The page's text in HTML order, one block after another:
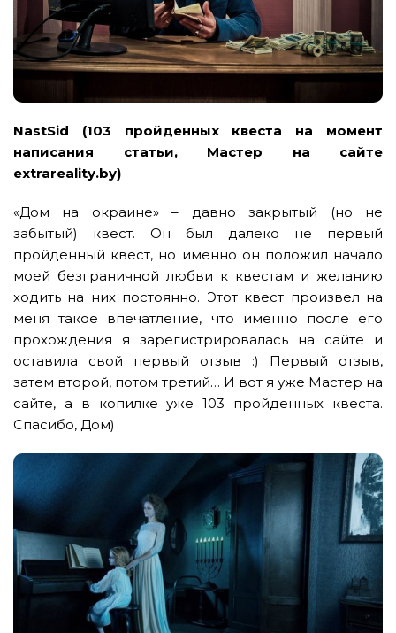
NastSid (103 пройденных квеста на момент
написания статьи, Мастер на сайте
extrareality.by)
«Дом на окраине» – давно закрытый (но не
забытый) квест. Он был далеко не первый
пройденный квест, но именно он положил начало
моей безграничной любви к квестам и желанию
ходить на них постоянно. Этот квест произвел на
меня такое впечатление, что именно после его
прохождения я зарегистрировалась на сайте и
оставила свой первый отзыв :) Первый отзыв,
затем второй, потом третий… И вот я уже Мастер на
сайте, а в копилке уже 103 пройденных квеста.
Спасибо, Дом)